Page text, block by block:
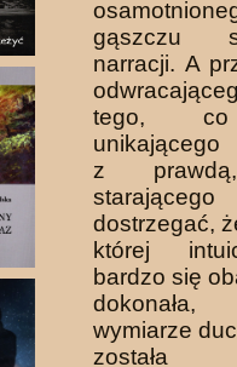
gąszczu
narracji. A
tego, co
unikającego
z
dostrzegać,
której
bardzo się
wymiarze
została